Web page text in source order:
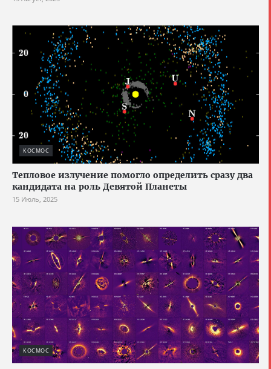
КОСМОС
Тепловое излучение помогло определить сразу два
кандидата на роль Девятой Планеты
15 Июль, 2025
КОСМОС